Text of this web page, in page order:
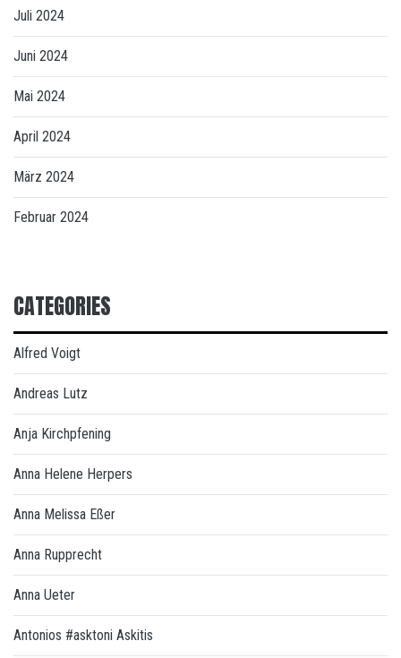
Juli 2024
Juni 2024
Mai 2024
April 2024
März 2024
Februar 2024
CATEGORIES
Alfred Voigt
Andreas Lutz
Anja Kirchpfening
Anna Helene Herpers
Anna Melissa Eßer
Anna Rupprecht
Anna Ueter
Antonios #asktoni Askitis